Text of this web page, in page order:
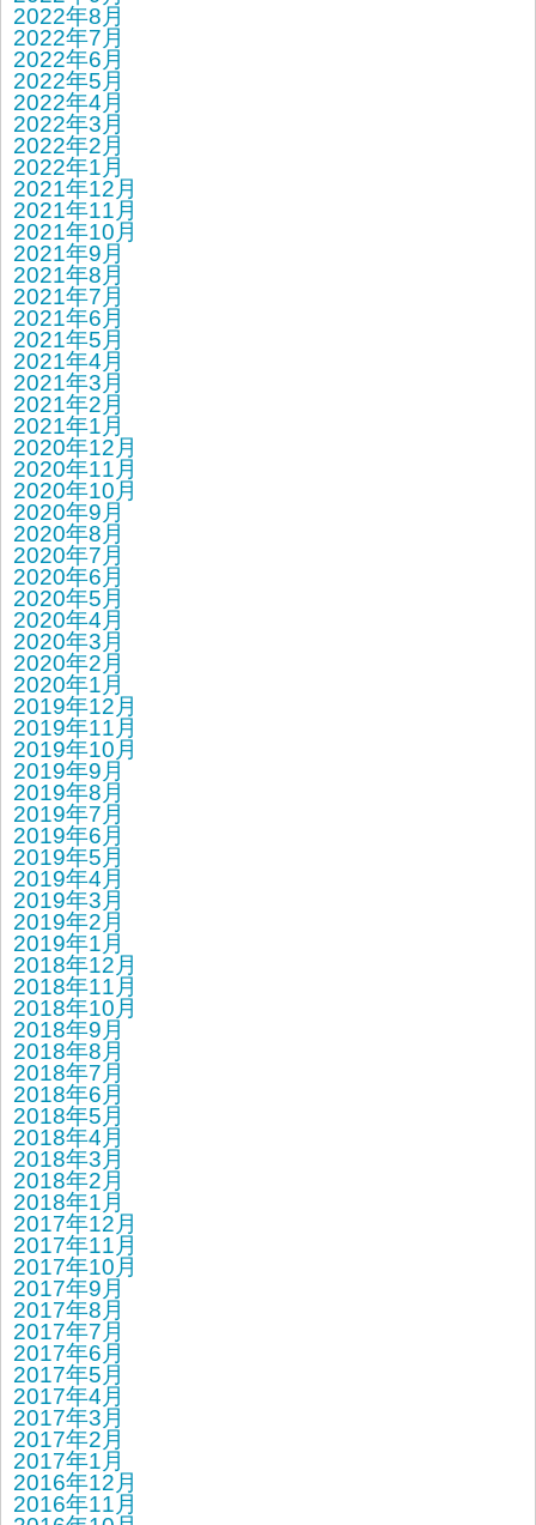
2022年8月
2022年7月
2022年6月
2022年5月
2022年4月
2022年3月
2022年2月
2022年1月
2021年12月
2021年11月
2021年10月
2021年9月
2021年8月
2021年7月
2021年6月
2021年5月
2021年4月
2021年3月
2021年2月
2021年1月
2020年12月
2020年11月
2020年10月
2020年9月
2020年8月
2020年7月
2020年6月
2020年5月
2020年4月
2020年3月
2020年2月
2020年1月
2019年12月
2019年11月
2019年10月
2019年9月
2019年8月
2019年7月
2019年6月
2019年5月
2019年4月
2019年3月
2019年2月
2019年1月
2018年12月
2018年11月
2018年10月
2018年9月
2018年8月
2018年7月
2018年6月
2018年5月
2018年4月
2018年3月
2018年2月
2018年1月
2017年12月
2017年11月
2017年10月
2017年9月
2017年8月
2017年7月
2017年6月
2017年5月
2017年4月
2017年3月
2017年2月
2017年1月
2016年12月
2016年11月